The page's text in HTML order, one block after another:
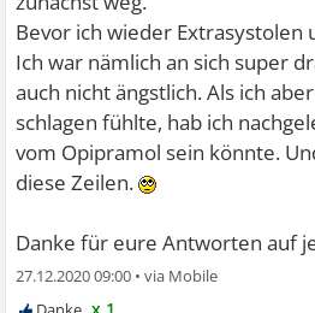
Bevor ich wieder Extrasystolen
Ich war nämlich an sich super
auch nicht ängstlich. Als ich
schlagen fühlte, hab ich
vom Opipramol sein könnte.
diese Zeilen.
Danke für eure Antworten auf
27.12.2020 09:00 •